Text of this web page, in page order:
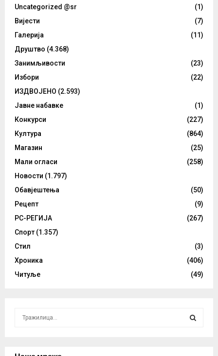
Uncategorized @sr
(1)
Вијести
(7)
Галерија
(11)
Друштво (4.368)
Занимљивости
(23)
Избори
(22)
ИЗДВОЈЕНО (2.593)
Јавне набавке
(1)
Конкурси
(227)
Култура
(864)
Магазин
(25)
Мали огласи
(258)
Новости (1.797)
Обавјештења
(50)
Рецепт
(9)
РС-РЕГИЈА
(267)
Спорт (1.357)
Стил
(3)
Хроника
(406)
Читуље
(49)
c